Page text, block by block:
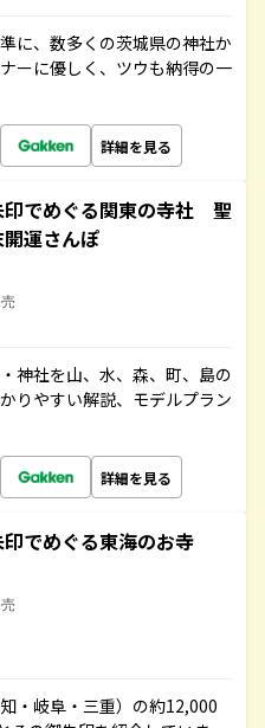
に、数多くの茨城県の神社か
ーに優しく、ツウも納得の一
詳細を見る
でめぐる関東の寺社 聖
運さんぽ
神社を山、水、森、町、島の
りやすい解説、モデルプラン
詳細を見る
でめぐる東海のお寺
・岐阜・三重）の約12,000